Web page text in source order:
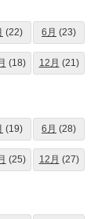
(22) 6月 (23)
(18) 12月 (21)
(19) 6月 (28)
(25) 12月 (27)